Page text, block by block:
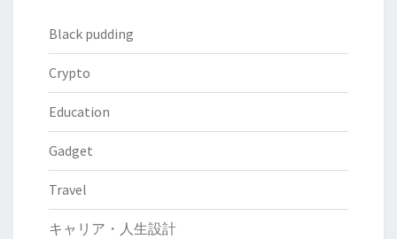
Black pudding
Crypto
Education
Gadget
Travel
キャリア・人生設計